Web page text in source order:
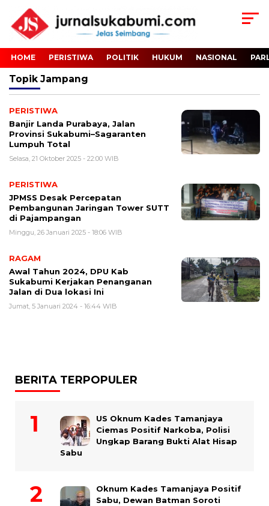
HOME PERISTIWA POLITIK HUKUM NASIONAL
Topik Jampang
PERISTIWA
Banjir Landa Purabaya, Jalan
Provinsi Sukabumi–Sagaranten
Lumpuh Total
Selasa, 21 Oktober 2025 - 22:00 WIB
PERISTIWA
JPMSS Desak Percepatan
Pembangunan Jaringan Tower SUTT
di Pajampangan
Minggu, 26 Januari 2025 - 18:06 WIB
RAGAM
Awal Tahun 2024, DPU Kab
Sukabumi Kerjakan Penanganan
Jalan di Dua lokasi Ini
Jumat, 5 Januari 2024 - 16:44 WIB
BERITA TERPOPULER
US Oknum Kades Tamanjaya
Ciemas Positif Narkoba, Polisi
Ungkap Barang Bukti Alat Hisap
Sabu
Oknum Kades Tamanjaya Positif
Sabu, Dewan Batman Soroti